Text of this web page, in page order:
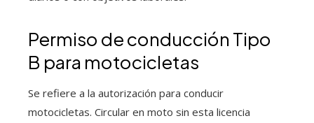
Permiso de conducción Tipo
B para motocicletas
Se refiere a la autorización para conducir
motocicletas. Circular en moto sin esta licencia